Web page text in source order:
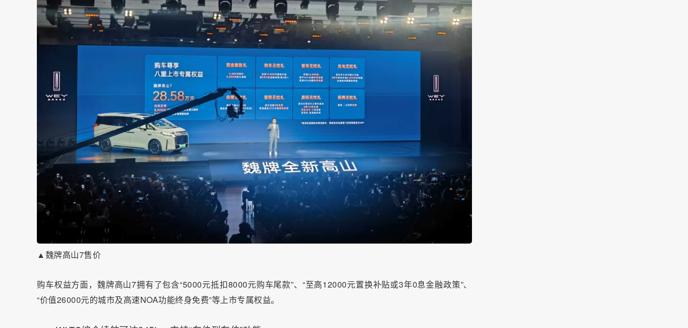
▲魏牌高山7售价
购车权益方面，魏牌高山7拥有了包含“5000元抵扣8000元购车尾款”、“至高12000元置换补贴或3年0息金融政策”、
“价值26000元的城市及高速NOA功能终身免费”等上市专属权益。